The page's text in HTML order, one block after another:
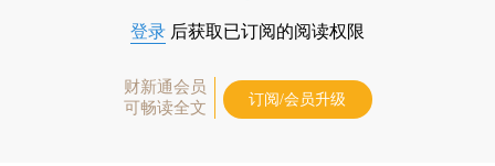
登录 后获取已订阅的阅读权限
财新通会员
可畅读全文
订阅/会员升级